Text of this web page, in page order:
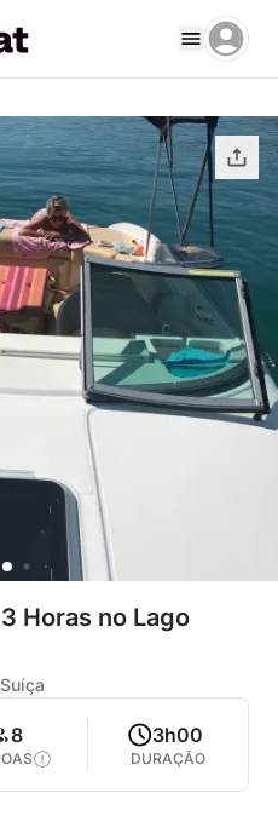
Horas no Lago
8 3h00
DURAÇÃO